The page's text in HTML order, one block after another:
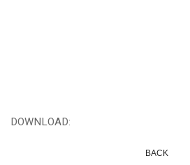
DOWNLOAD:
BACK